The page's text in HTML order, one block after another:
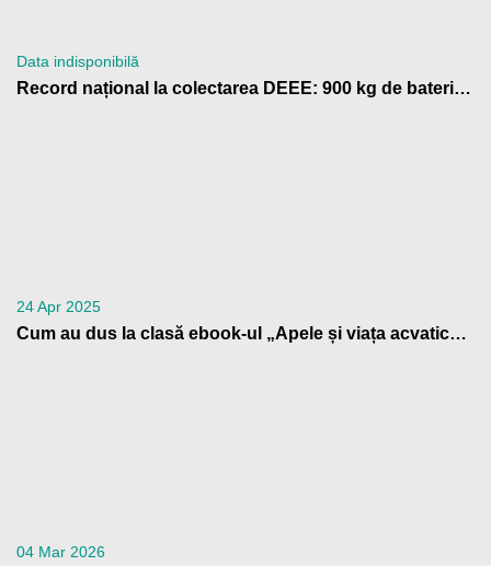
Data indisponibilă
Record național la colectarea DEEE: 900 kg de baterii trimise la reciclare de Școala Gimnazială „Anton Pann” Râmnicu Vâlcea
24 Apr 2025
Cum au dus la clasă ebook-ul „Apele și viața acvatică” profesorii din Patrula de Reciclare
04 Mar 2026